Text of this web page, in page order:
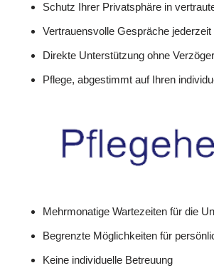
Schutz Ihrer Privatsphäre in
Vertrauensvolle Gespräche
Direkte Unterstützung ohne
Pflege, abgestimmt auf Ihren
Mehrmonatige Wartezeiten für die
Begrenzte Möglichkeiten für
Keine individuelle Betreuung